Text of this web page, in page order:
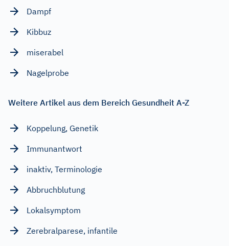
Dampf
Kibbuz
miserabel
Nagelprobe
Weitere Artikel aus dem Bereich Gesundheit A-Z
Koppelung, Genetik
Immunantwort
inaktiv, Terminologie
Abbruchblutung
Lokalsymptom
Zerebralparese, infantile